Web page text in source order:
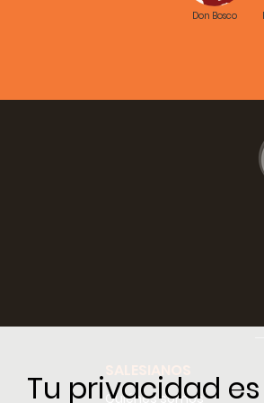
Tu privacidad
Don Bosco
Quiénes somos